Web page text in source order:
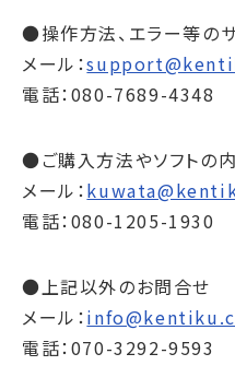
●操作方法、エラー等の
メール：
電話：080-7689-4348
●ご購入方法やソフトの
メール：
電話：080-1205-1930
●上記以外のお問合せ
メール：
電話：070-3292-9593